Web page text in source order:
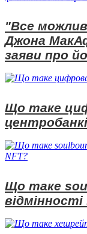
"Все
Джона
заяви про
Що таке
Що таке
відмінності